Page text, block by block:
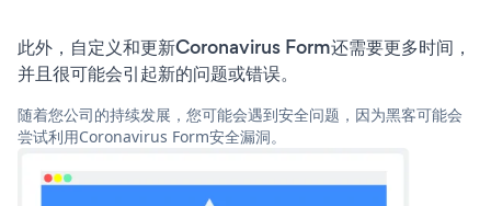
此外，自定义和更新Coronavirus Form还需要更多时间，
并且很可能会引起新的问题或错误。
随着您公司的持续发展，您可能会遇到安全问题，因为黑客可能会
尝试利用Coronavirus Form安全漏洞。